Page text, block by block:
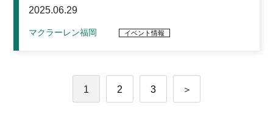
2025.06.29
マクラーレン福岡 イベント情報
1 2 3 ＞